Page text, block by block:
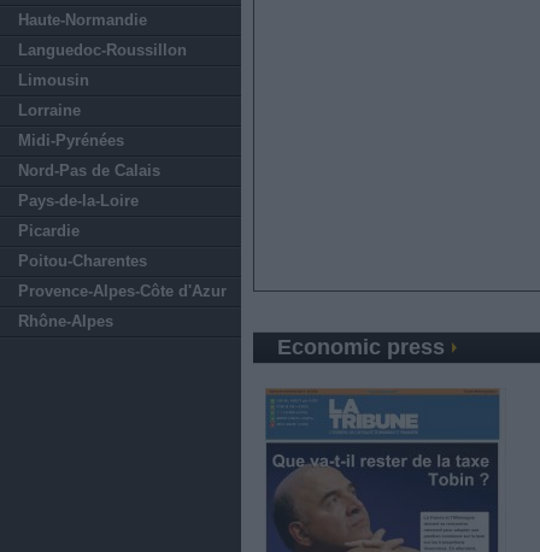
Haute-Normandie
Languedoc-Roussillon
Limousin
Lorraine
Midi-Pyrénées
Nord-Pas de Calais
Pays-de-la-Loire
Picardie
Poitou-Charentes
Provence-Alpes-Côte d'Azur
Rhône-Alpes
Economic press